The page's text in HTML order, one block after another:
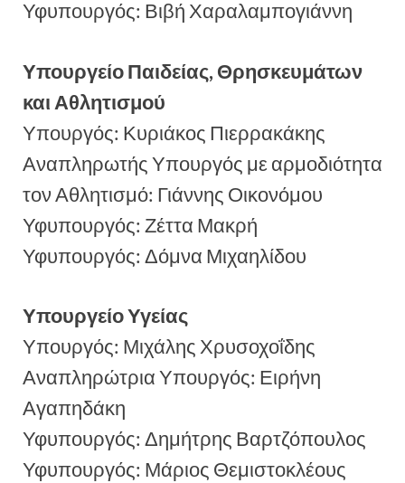
Υφυπουργός: Βιβή Χαραλαμπογιάννη
Υπουργείο Παιδείας, Θρησκευμάτων
και Αθλητισμού
Υπουργός: Κυριάκος Πιερρακάκης
Αναπληρωτής Υπουργός με αρμοδιότητα
τον Αθλητισμό: Γιάννης Οικονόμου
Υφυπουργός: Ζέττα Μακρή
Υφυπουργός: Δόμνα Μιχαηλίδου
Υπουργείο Υγείας
Υπουργός: Μιχάλης Χρυσοχοΐδης
Αναπληρώτρια Υπουργός: Ειρήνη
Αγαπηδάκη
Υφυπουργός: Δημήτρης Βαρτζόπουλος
Υφυπουργός: Μάριος Θεμιστοκλέους